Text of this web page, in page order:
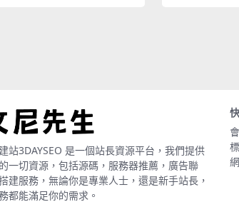
站3DAYSEO 是一個站長資源平台，我們提供
一切資源，包括源碼，服務器推薦，廣告聯
建服務，無論你是專業人士，還是新手站長，
都能滿足你的需求。